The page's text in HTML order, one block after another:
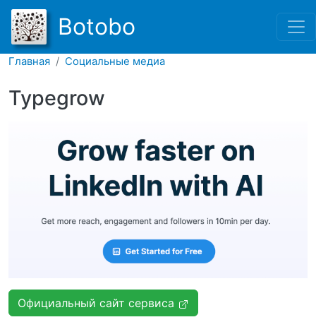
Перейти к основному
Botobo
Главная Социальные медиа
Typegrow
Официальный сайт сервиса